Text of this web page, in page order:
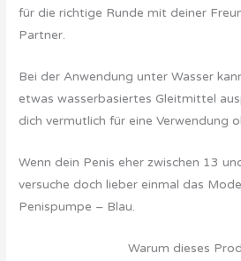
für die richtige Runde mit deiner
Partner.
Bei der Anwendung unter Wasser
etwas wasserbasiertes Gleitmittel
dich vermutlich für eine Verwendung
Wenn dein Penis eher zwischen 13
versuche doch lieber einmal das
Penispumpe – Blau.
Warum dieses